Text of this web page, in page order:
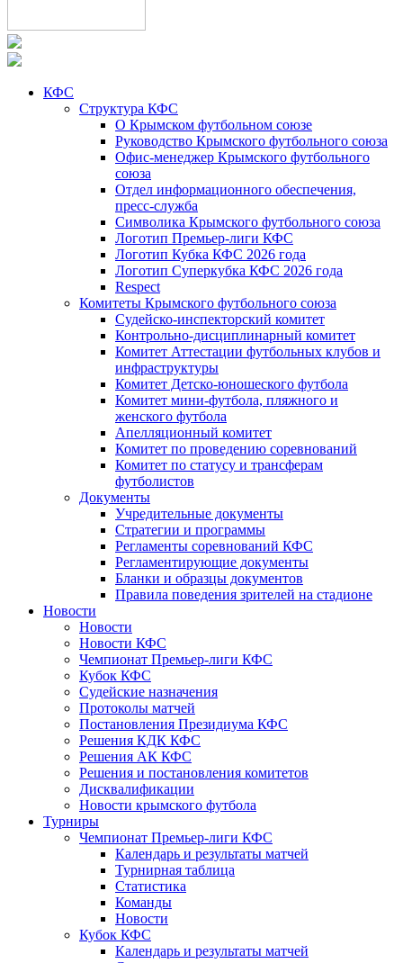
КФС
Структура КФС
О Крымском футбольном союзе
Руководство Крымского футбольного союза
Офис-менеджер Крымского футбольного
союза
Отдел информационного обеспечения,
пресс-служба
Символика Крымского футбольного союза
Логотип Премьер-лиги КФС
Логотип Кубка КФС 2026 года
Логотип Суперкубка КФС 2026 года
Respect
Комитеты Крымского футбольного союза
Судейско-инспекторский комитет
Контрольно-дисциплинарный комитет
Комитет Аттестации футбольных клубов и
инфраструктуры
Комитет Детско-юношеского футбола
Комитет мини-футбола, пляжного и
женского футбола
Апелляционный комитет
Комитет по проведению соревнований
Комитет по статусу и трансферам
футболистов
Документы
Учредительные документы
Стратегии и программы
Регламенты соревнований КФС
Регламентирующие документы
Бланки и образцы документов
Правила поведения зрителей на стадионе
Новости
Новости
Новости КФС
Чемпионат Премьер-лиги КФС
Кубок КФС
Судейские назначения
Протоколы матчей
Постановления Президиума КФС
Решения КДК КФС
Решения АК КФС
Решения и постановления комитетов
Дисквалификации
Новости крымского футбола
Турниры
Чемпионат Премьер-лиги КФС
Календарь и результаты матчей
Турнирная таблица
Статистика
Команды
Новости
Кубок КФС
Календарь и результаты матчей